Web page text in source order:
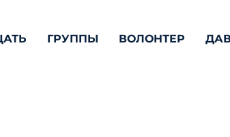
ГРУППЫ ВОЛОНТЕР